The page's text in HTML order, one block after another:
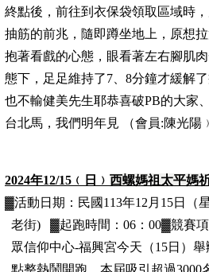
終點後，前往到衣保袋領取區域時
抽筋的前兆，隨即蹲坐地上，原想
抱著看戲的心態，眼看著左右腳肌
態下，足足維持了7、8分鐘才緩解
也不輸健美先生耶恭喜破PB的大家
台北馬，我們明年見
（會員:陳光陽
2024年12/15 ﹙日﹚ 西螺媽祖太平媽
▓活動日期： 民國113年12月15日
（
老街)
▓起跑時間：06：00▓競賽
眾信仰中心-福興宮今天（15日）
點整熱鬧開跑，本屆吸引超過